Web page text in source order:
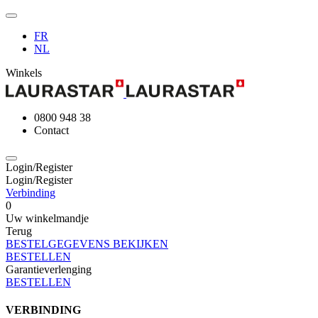
FR
NL
Winkels
0800 948 38
Contact
Login/Register
Login/Register
Verbinding
0
Uw winkelmandje
Terug
BESTELGEGEVENS BEKIJKEN
BESTELLEN
Garantieverlenging
BESTELLEN
VERBINDING